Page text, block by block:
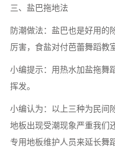
三、盐巴拖地法
防潮做法：盐巴也是好用的
厉害，食盐对付芭蕾舞蹈教
小编提示：用热水加盐拖舞
挥发。
小编认为：以上三种为民间
地板出现受潮现象严重我们
专用地板维护人员来延长舞